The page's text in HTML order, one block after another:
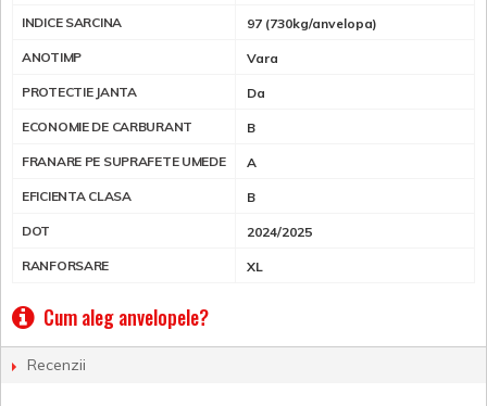
INDICE SARCINA 97 (730kg/anvelopa)
ANOTIMP Vara
PROTECTIE JANTA Da
ECONOMIE DE CARBURANT B
FRANARE PE SUPRAFETE UMEDE A
EFICIENTA CLASA B
DOT 2024/2025
RANFORSARE XL
Cum aleg anvelopele?
Recenzii